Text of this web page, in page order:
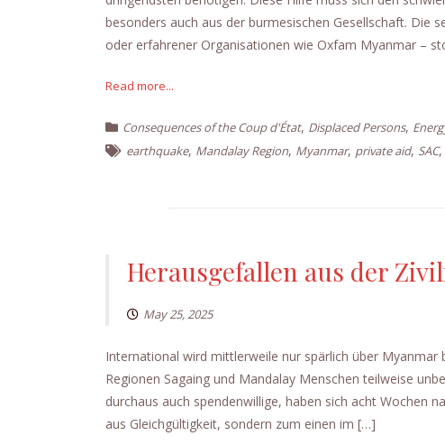
besonders auch aus der burmesischen Gesellschaft. Die
oder erfahrener Organisationen wie Oxfam Myanmar –
Read more...
Consequences of the Coup d'État, Displaced Persons,
earthquake, Mandalay Region, Myanmar, private aid, SAC,
Herausgefallen aus der
May 25, 2025
International wird mittlerweile nur spärlich über
Regionen Sagaing und Mandalay Menschen teilweise
durchaus auch spendenwillige, haben sich acht Wochen
aus Gleichgültigkeit, sondern zum einen im […]